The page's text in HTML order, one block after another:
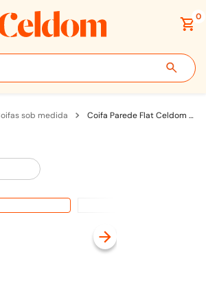
0
coifas sob medida Coifa Parede Flat Celdom Sob Medida Até 130cm para Fogão com Motor Split em Linha Inox